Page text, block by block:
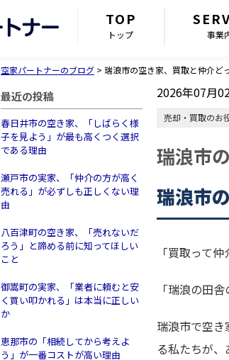
TOP
トップ 事業
空家パートナーのブログ > 瑞浪市の空き家、買取と仲介ど
最近の投稿
春日井市の空き家、「しばらく様
子を見よう」が最も高くつく選択
である理由
瀬戸市の実家、「仲介の方が高く
売れる」が必ずしも正しくない理
由
八百津町の空き家、「売れないだ
ろう」と諦める前に知ってほしい
こと
御嵩町の実家、「業者に頼むと安
く買い叩かれる」は本当に正しい
か
恵那市の「相続してから考えよ
う」が一番コストが高い理由
2026年07月
売却・買取のお
瑞浪市
瑞浪市
「買取って
「瑞浪の田
瑞浪市で空
る私たちが、